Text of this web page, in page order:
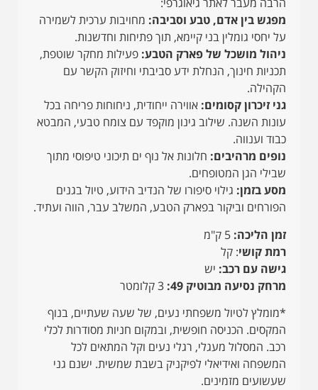
מפגש בין אדם, טבע וסביבה: מחויבות ערכית לשמירה
על יחסי גומלין בני קיימא, תוך פתיחות וחדשנות.
ניהול מושכל של פארק הטבע: פעילות מחקר שוטפת,
תכניות חינוך, הנחלת ידע סביבתי וחיזוק הקשר עם
הקהילה.
גני זיכרון קסומים: אווירה ייחודית, ניחוחות פריחה בכל
עונות השנה. שילוב גינון מוקפד עם צומח טבעי, המבטא
כבוד וענווה.
נופים מרהיבים: חלונות אל נוף ים תיכוני טיפוסי מתוך
שבילי הגן המטופחים.
מסע בזמן: גילוי סיפורו של הנדיב הידוע, טיול בגנים
הפורחים וביקור בפארק הטבע, המשלב עבר, הווה ועתיד.
זמן הליכה:
רמת קושי: קל
גישה עם רכב: יש
מרחק נסיעה מבוטיק 49:
*מומלץ לטיול משפחתי נעים, של שעה שעתיים, בנוף
המקסים. הכניסה חופשית, ובמקום חניות מסודרות לכלי
רכב. המסלול מעגלי, רגלי נעים וקל המתאים לכל
המשפחה ואידיאלי לפיקניק בשבת שמשית. ישנם גני
שעשועים מזמינים.